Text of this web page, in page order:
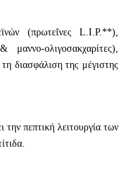
(πρωτεΐνες L.I.P.**),
μαννο-ολιγοσακχαρίτες),
διασφάλιση της μέγιστης
πεπτική λειτουργία των